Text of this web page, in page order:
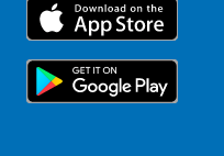
Topsporters
Voor de pers